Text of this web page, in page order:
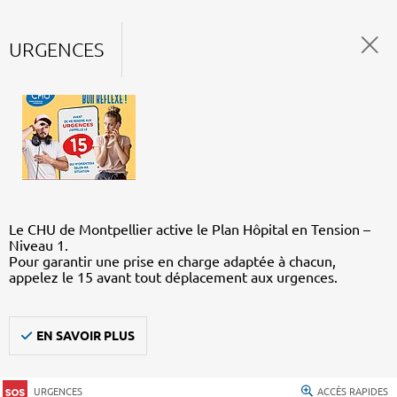
URGENCES
Le CHU de Montpellier active le Plan Hôpital en Tension –
Niveau 1.
Pour garantir une prise en charge adaptée à chacun,
appelez le 15 avant tout déplacement aux urgences.
EN SAVOIR PLUS
URGENCES ACCÈS RAPIDES